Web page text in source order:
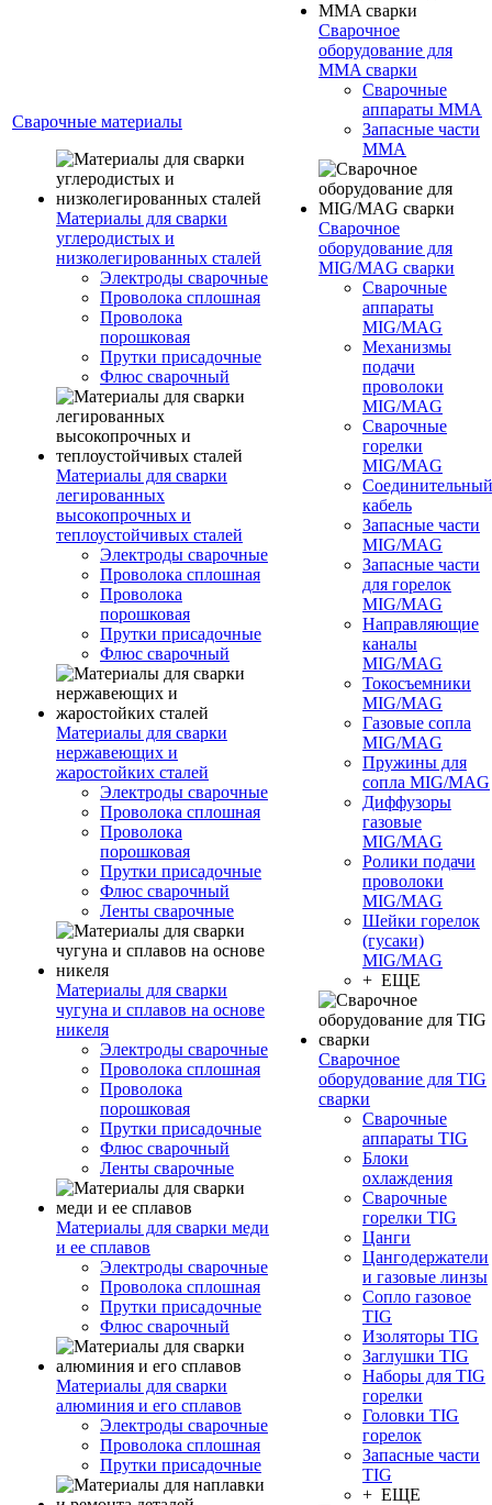
Сварочные материалы
Материалы для сварки
углеродистых и
низколегированных сталей
Электроды сварочные
Проволока сплошная
Проволока
порошковая
Прутки присадочные
Флюс сварочный
Материалы для сварки
легированных
высокопрочных и
теплоустойчивых сталей
Электроды сварочные
Проволока сплошная
Проволока
порошковая
Прутки присадочные
Флюс сварочный
Материалы для сварки
нержавеющих и
жаростойких сталей
Электроды сварочные
Проволока сплошная
Проволока
порошковая
Прутки присадочные
Флюс сварочный
Ленты сварочные
Материалы для сварки
чугуна и сплавов на основе
никеля
Электроды сварочные
Проволока сплошная
Проволока
порошковая
Прутки присадочные
Флюс сварочный
Ленты сварочные
Материалы для сварки меди
и ее сплавов
Электроды сварочные
Проволока сплошная
Прутки присадочные
Флюс сварочный
Материалы для сварки
алюминия и его сплавов
Электроды сварочные
Проволока сплошная
Прутки присадочные
Сварочное
оборудование для
MMA сварки
Сварочные
аппараты MMA
Запасные части
MMA
Сварочное
оборудование для
MIG/MAG сварки
Сварочные
аппараты
MIG/MAG
Механизмы
подачи
проволоки
MIG/MAG
Сварочные
горелки
MIG/MAG
Соединительный
кабель
Запасные части
MIG/MAG
Запасные части
для горелок
MIG/MAG
Направляющие
каналы
MIG/MAG
Токосъемники
MIG/MAG
Газовые сопла
MIG/MAG
Пружины для
сопла MIG/MAG
Диффузоры
газовые
MIG/MAG
Ролики подачи
проволоки
MIG/MAG
Шейки горелок
(гусаки)
MIG/MAG
+ ЕЩЕ
Сварочное
оборудование для TIG
сварки
Сварочные
аппараты TIG
Блоки
охлаждения
Сварочные
горелки TIG
Цанги
Цангодержатели
и газовые линзы
Сопло газовое
TIG
Изоляторы TIG
Заглушки TIG
Наборы для TIG
горелки
Головки TIG
горелок
Запасные части
TIG
+ ЕЩЕ